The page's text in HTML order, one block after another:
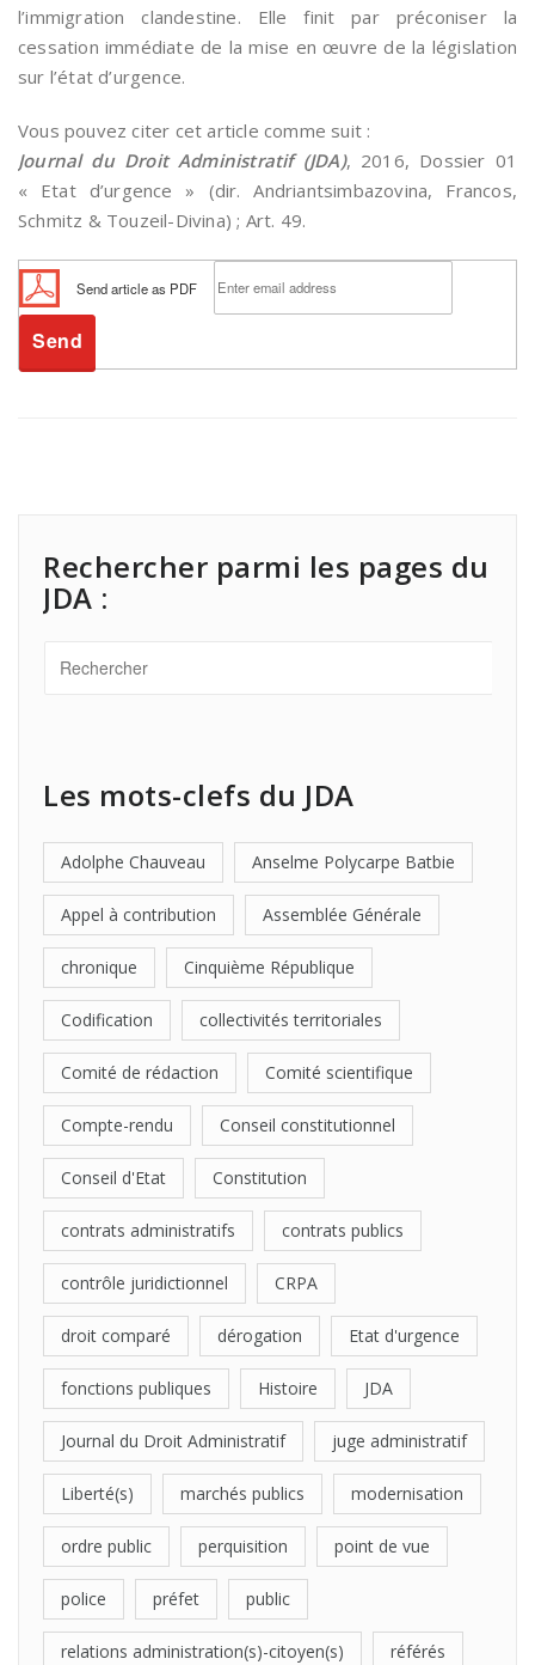
l’immigration clandestine. Elle finit par préconiser la
cessation immédiate de la mise en œuvre de la législation
sur l’état d’urgence.
Vous pouvez citer cet article comme suit :
Journal du Droit Administratif (JDA), 2016, Dossier 01
« Etat d’urgence » (dir. Andriantsimbazovina, Francos,
Schmitz & Touzeil-Divina) ; Art. 49.
Send article as PDF
Rechercher parmi les pages du
JDA :
Les mots-clefs du JDA
Adolphe Chauveau Anselme Polycarpe Batbie
Appel à contribution Assemblée Générale
chronique Cinquième République
Codification collectivités territoriales
Comité de rédaction Comité scientifique
Compte-rendu Conseil constitutionnel
Conseil d'Etat Constitution
contrats administratifs contrats publics
contrôle juridictionnel CRPA
droit comparé dérogation Etat d'urgence
fonctions publiques Histoire JDA
Journal du Droit Administratif juge administratif
Liberté(s) marchés publics modernisation
ordre public perquisition point de vue
police préfet public
relations administration(s)-citoyen(s) référés